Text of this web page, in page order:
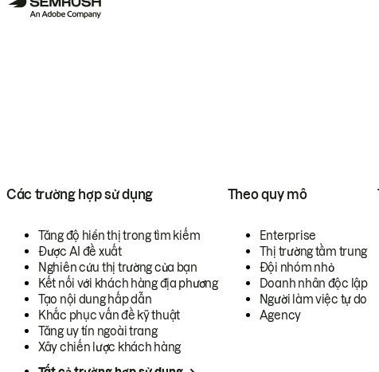
Các trường hợp sử dụng
Tăng độ hiển thị trong tìm kiếm
Được AI đề xuất
Nghiên cứu thị trường của bạn
Kết nối với khách hàng địa phương
Tạo nội dung hấp dẫn
Khắc phục vấn đề kỹ thuật
Tăng uy tín ngoài trang
Xây chiến lược khách hàng
Theo quy mô
Enterprise
Thị trường tầm trung
Đội nhóm nhỏ
Doanh nhân độc lập
Người làm việc tự do
Agency